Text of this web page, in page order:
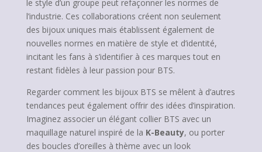
le style d’un groupe peut refaçonner les normes de
l’industrie. Ces collaborations créent non seulement
des bijoux uniques mais établissent également de
nouvelles normes en matière de style et d’identité,
incitant les fans à s’identifier à ces marques tout en
restant fidèles à leur passion pour BTS.
Regarder comment les bijoux BTS se mêlent à d’autres
tendances peut également offrir des idées d’inspiration.
Imaginez associer un élégant collier BTS avec un
maquillage naturel inspiré de la K-Beauty, ou porter
des boucles d’oreilles à thème avec un look